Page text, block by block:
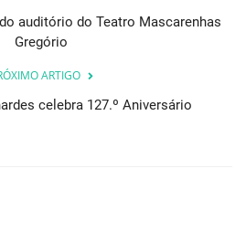
auditório do Teatro Mascarenhas
Gregório
ARTIGO
celebra 127.º Aniversário